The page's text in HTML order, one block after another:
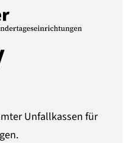
Unfallkassen für